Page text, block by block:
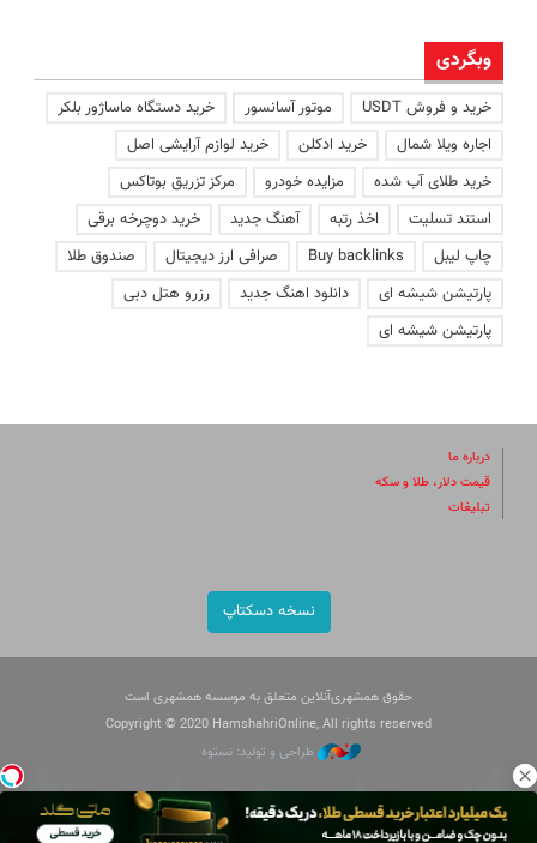
وبگردی
خرید و فروش USDT موتور آسانسور
خرید دستگاه ماساژور بلکر
اجاره ویلا شمال
خرید ادکلن
خرید لوازم آرایشی اصل
خرید طلای آب شده
مزایده خودرو
مرکز تزریق بوتاکس
استند تسلیت
اخذ رتبه آهنگ جدید
خرید دوچرخه برقی
چاپ لیبل
Buy backlinks صرافی ارز دیجیتال
صندوق طلا
پارتیشن شیشه ای
دانلود اهنگ جدید
رزرو هتل دبی
پارتیشن شیشه ای
درباره ما
قیمت دلار، طلا و سکه
تبلیغات
نسخه دسکتاپ
حقوق همشهری‌آنلاین متعلق به موسسه همشهری است
Copyright © 2020 HamshahriOnline, All rights reserved
طراحی و تولید: نستوه